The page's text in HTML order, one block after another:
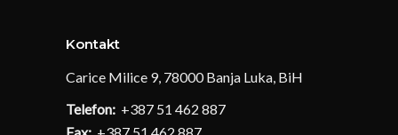
Kontakt
Carice Milice 9, 78000 Banja Luka, BiH
Telefon: +387 51 462 887